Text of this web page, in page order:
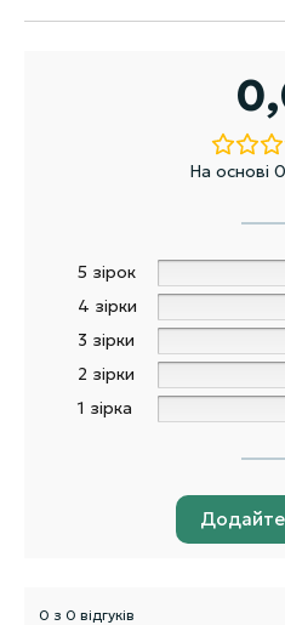
На основі 0
5 зірок
4 зірки
3 зірки
2 зірки
1 зірка
Додайте
0 з 0 відгуків